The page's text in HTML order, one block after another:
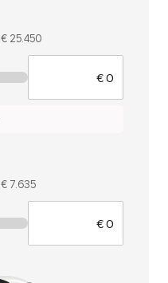
€ 25.450
€ 7.635